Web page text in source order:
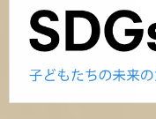
これか
多彩な動画やこだわりが
住まいづくりを楽しく学
ホームラウンジ 新築・
ミサワゼネラルソリュー
ミサワオーナーズクラブ
中途採用
障がい者採用
ウエルネス事業